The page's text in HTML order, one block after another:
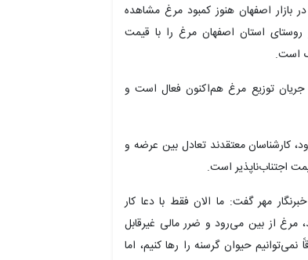
بازار اصفهان هنوز کمبود مرغ مشاهده
استان اصفهان مرغ را با قیمت
است.
جریان توزیع مرغ هم‌اکنون فعال است و
کارشناسان معتقدند تعادل بین عرضه و
اجتناب‌ناپذیر است.
مهر گفت: ما الان فقط با دعا کار
مرغ از بین می‌رود و ضرر مالی غیرقابل
حیوان گرسنه را رها کنیم، اما